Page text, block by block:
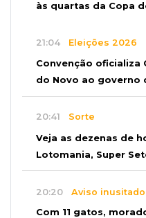
às quartas da Copa
21:04 Eleições 2026
Convenção oficializa
do Novo ao governo
20:41 Sorte
Veja as dezenas de
Lotomania, Super
20:20 Aviso inusitado
Com 11 gatos,